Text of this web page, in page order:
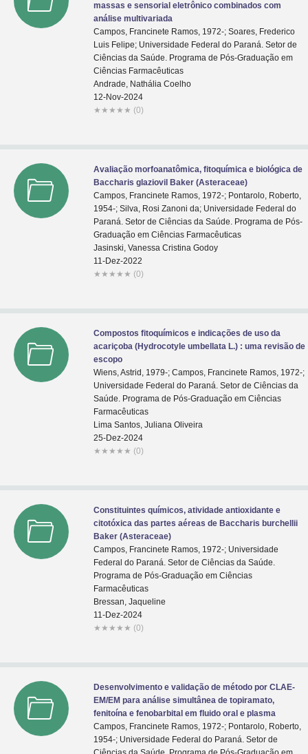
massas e sensorial eletrônico combinados com
análise multivariada
Campos, Francinete Ramos, 1972-; Soares, Frederico
Luis Felipe; Universidade Federal do Paraná. Setor de
Ciências da Saúde. Programa de Pós-Graduação em
Ciências Farmacêuticas
Andrade, Nathália Coelho
12-Nov-2024
★ ★ ★ ★ ★ (0)
Avaliação morfoanatômica, fitoquímica e biológica de
Baccharis glaziovil Baker (Asteraceae)
Campos, Francinete Ramos, 1972-; Pontarolo, Roberto,
1954-; Silva, Rosi Zanoni da; Universidade Federal do
Paraná. Setor de Ciências da Saúde. Programa de Pós-
Graduação em Ciências Farmacêuticas
Jasinski, Vanessa Cristina Godoy
11-Dez-2022
★ ★ ★ ★ ★ (0)
Compostos fitoquímicos e indicações de uso da
acariçoba (Hydrocotyle umbellata L.) : uma revisão de
escopo
Wiens, Astrid, 1979-; Campos, Francinete Ramos, 1972-;
Universidade Federal do Paraná. Setor de Ciências da
Saúde. Programa de Pós-Graduação em Ciências
Farmacêuticas
Lima Santos, Juliana Oliveira
25-Dez-2024
★ ★ ★ ★ ★ (0)
Constituintes químicos, atividade antioxidante e
citotóxica das partes aéreas de Baccharis burchellii
Baker (Asteraceae)
Campos, Francinete Ramos, 1972-; Universidade
Federal do Paraná. Setor de Ciências da Saúde.
Programa de Pós-Graduação em Ciências
Farmacêuticas
Bressan, Jaqueline
11-Dez-2024
★ ★ ★ ★ ★ (0)
Desenvolvimento e validação de método por CLAE-
EM/EM para análise simultânea de topiramato,
fenitoína e fenobarbital em fluido oral e plasma
Campos, Francinete Ramos, 1972-; Pontarolo, Roberto,
1954-; Universidade Federal do Paraná. Setor de